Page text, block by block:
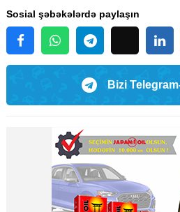
Sosial şəbəkələrdə paylaşın
Bizi